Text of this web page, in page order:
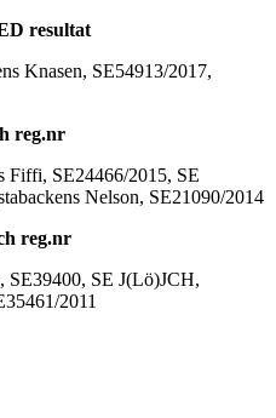
resultat
Knasen, SE54913/2017,
reg.nr
Fiffi, SE24466/2015, SE
Nelson, SE21090/2014
reg.nr
SE39400, SE J(Lö)JCH,
2011